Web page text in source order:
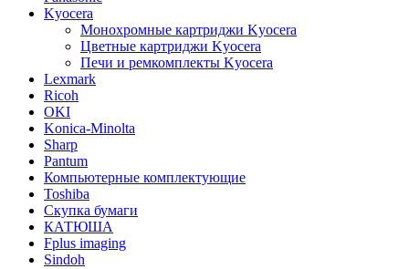
Kyocera
Монохромные картриджи Kyocera
Цветные картриджи Kyocera
Печи и ремкомплекты Kyocera
Lexmark
Ricoh
OKI
Konica-Minolta
Sharp
Pantum
Компьютерные комплектующие
Toshiba
Скупка бумаги
КАТЮША
Fplus imaging
Sindoh